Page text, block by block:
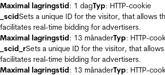
Maximal lagringstid: 1 dagTyp: HTTP-cookie
_scidSets a unique ID for the visitor, that allows
facilitates real-time bidding for advertisers.
Maximal lagringstid: 13 månaderTyp: HTTP-
_scid_rSets a unique ID for the visitor, that
facilitates real-time bidding for advertisers.
Maximal lagringstid: 13 månaderTyp: HTTP-